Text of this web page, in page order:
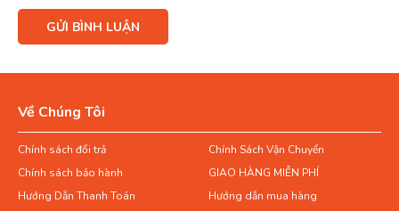
Về Chúng Tôi
Chính sách đổi trả
Chính Sách Vận Chuyển
Chính sách bảo hành
GIAO HÀNG MIỄN PHÍ
Hướng Dẫn Thanh Toán
Hướng dẫn mua hàng